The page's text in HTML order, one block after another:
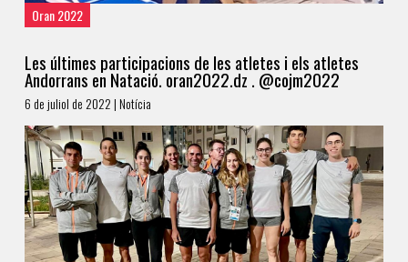
Oran 2022
Les últimes participacions de les atletes i els atletes
Andorrans en Natació. oran2022.dz . @cojm2022
6 de juliol de 2022 | Notícia